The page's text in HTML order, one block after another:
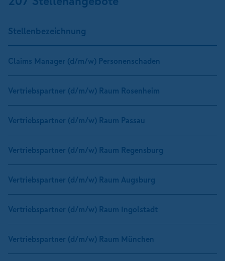
Stellen­bezeichnung
Claims Manager (d/m/w) Personenschaden
Vertriebspartner (d/m/w) Raum Rosenheim
Vertriebspartner (d/m/w) Raum Passau
Vertriebspartner (d/m/w) Raum Regensburg
Vertriebspartner (d/m/w) Raum Augsburg
Vertriebspartner (d/m/w) Raum Ingolstadt
Vertriebspartner (d/m/w) Raum München